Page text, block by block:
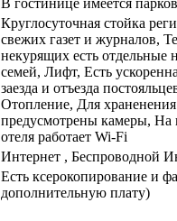
В гостинице имеется
Круглосуточная стойка
свежих газет и журналов,
некурящих есть отдельные
семей, Лифт, Есть
заезда и отъезда
Отопление, Для храненения
предусмотрены камеры, На
отеля работает Wi-Fi
Интернет , Беспроводной
Есть ксерокопирование и
дополнительную плату)